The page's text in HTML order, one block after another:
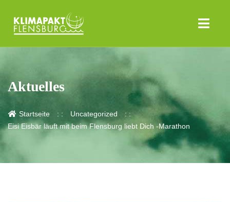
Aktuelles
Startseite
Uncategorized
Eisi Eisbär läuft mit beim Flensburg liebt Dich -Marathon